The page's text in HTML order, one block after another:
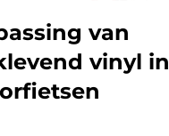
van
vinyl in